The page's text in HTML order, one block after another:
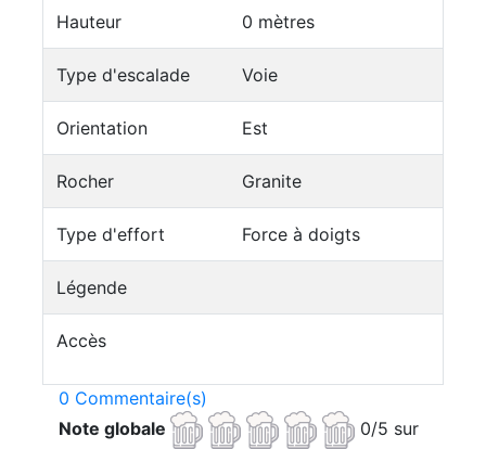
Hauteur 0 mètres
Type d'escalade Voie
Orientation Est
Rocher Granite
Type d'effort Force à doigts
Légende
Accès
0 Commentaire(s)
Note globale
0/5 sur